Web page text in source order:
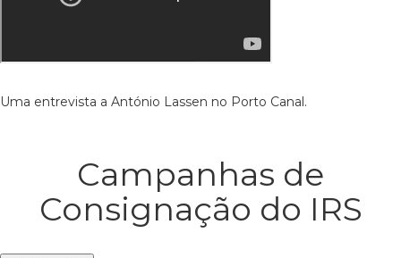
Uma entrevista a António Lassen no Porto Canal.
Campanhas de
Consignação do IRS